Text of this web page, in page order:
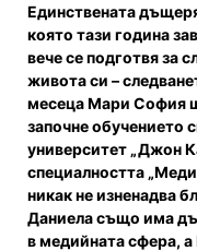
Единствената
която тази година
вече се подготвя за
живота си –
месеца Мари София
започне обучението
университет „Джон
специалността
никак не изненадва
Даниела също има
в медийната сфера,